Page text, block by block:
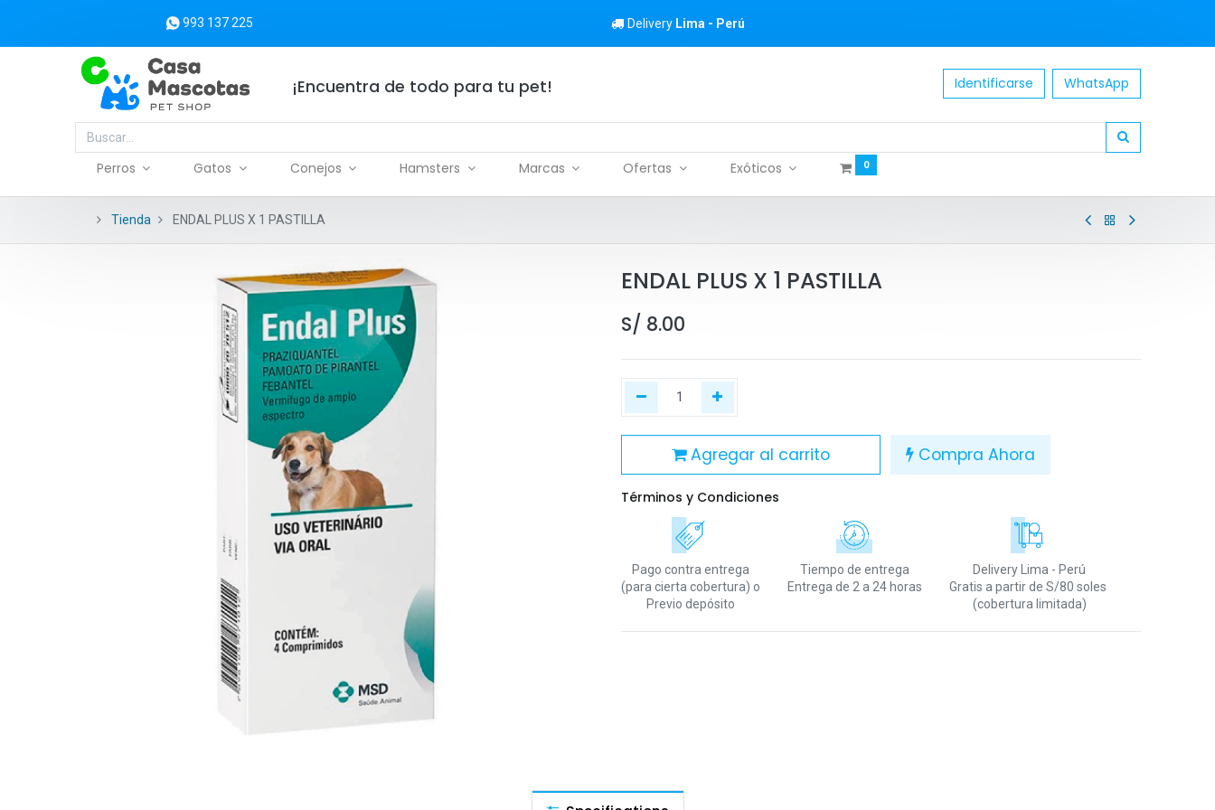
993 137 225 Delivery Lima - Perú
¡Encuentra de todo para tu pet! Identificarse WhatsApp
Perros Gatos Conejos Hamsters Marcas Ofertas Exóticos 0
Tienda ENDAL PLUS X 1 PASTILLA
ENDAL PLUS X 1 PASTILLA
S/ 8.00
Agregar al carrito Compra Ahora
Términos y Condiciones
Pago contra entrega
(para cierta cobertura) o
Previo depósito
Tiempo de entrega
Entrega de 2 a 24 horas
Delivery Lima - Perú
Gratis a partir de S/80 soles
(cobertura limitada)